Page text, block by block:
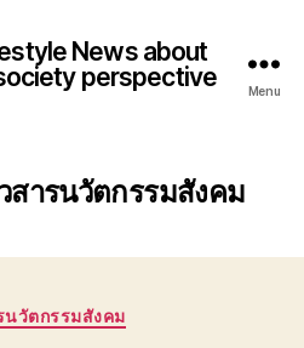
News about
perspective
Menu
สารนวัตกรรมสังคม
Categories
นวัตกรรมสังคม